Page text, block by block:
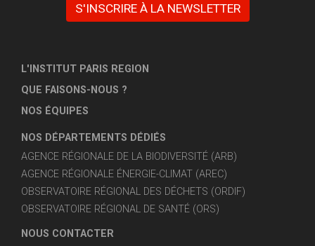
S'INSCRIRE À LA NEWSLETTER
L'INSTITUT PARIS REGION
QUE FAISONS-NOUS ?
NOS ÉQUIPES
NOS DÉPARTEMENTS DÉDIÉS
AGENCE RÉGIONALE DE LA BIODIVERSITÉ (ARB)
AGENCE RÉGIONALE ÉNERGIE-CLIMAT (AREC)
OBSERVATOIRE RÉGIONAL DES DÉCHETS (ORDIF)
OBSERVATOIRE RÉGIONAL DE SANTÉ (ORS)
NOUS CONTACTER